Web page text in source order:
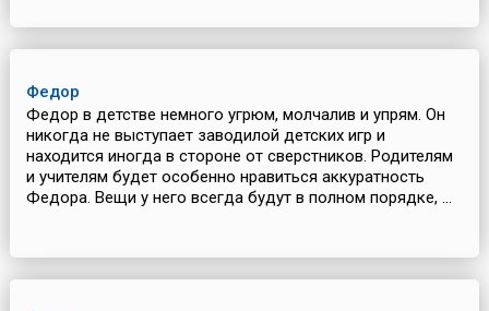
Федор
Федор в детстве немного угрюм, молчалив и упрям. Он
никогда не выступает заводилой детских игр и
находится иногда в стороне от сверстников. Родителям
и учителям будет особенно нравиться аккуратность
Федора. Вещи у него всегда будут в полном порядке, ...